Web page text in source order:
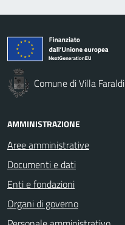
Comune di Villa Faraldi
AMMINISTRAZIONE
Aree amministrative
Documenti e dati
Enti e fondazioni
Organi di governo